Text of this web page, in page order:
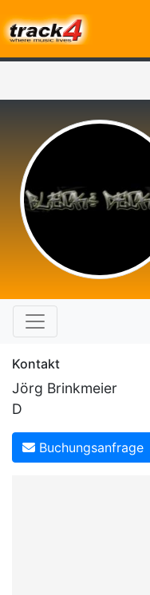
Kontakt
Jörg Brinkmeier
D
Buchungsanfrage